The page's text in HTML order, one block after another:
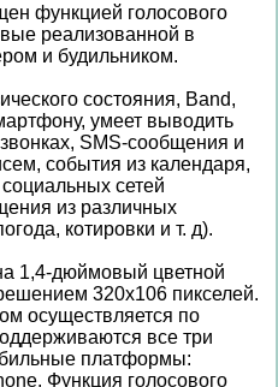
функцией голосового
реализованной в
и будильником.
состояния, Band,
умеет выводить
SMS-сообщения и
события из календаря,
сетей
из различных
котировки и т. д).
1,4-дюймовый цветной
320x106 пикселей.
осуществляется по
все три
платформы:
Функция голосового